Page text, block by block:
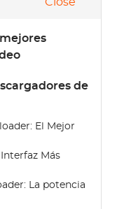
de
El Mejor
Más
La potencia